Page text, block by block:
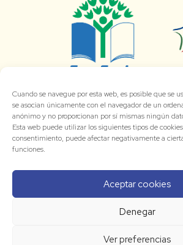
Cuando se navegue por esta web, es posible que se
se asocian únicamente con el navegador de un
anónimo y no proporcionan por sí mismas ningún
Esta web puede utilizar los siguientes tipos de
consentimiento, puede afectar negativamente a
funciones.
Aceptar cookies
Denegar
Ver preferencias